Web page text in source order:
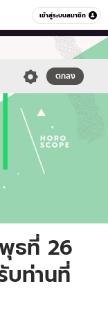
เข้าสู่ระบบสมาชิก
หมวดอื่นๆ
ตกลง
ธที่ 26
บท่านที่